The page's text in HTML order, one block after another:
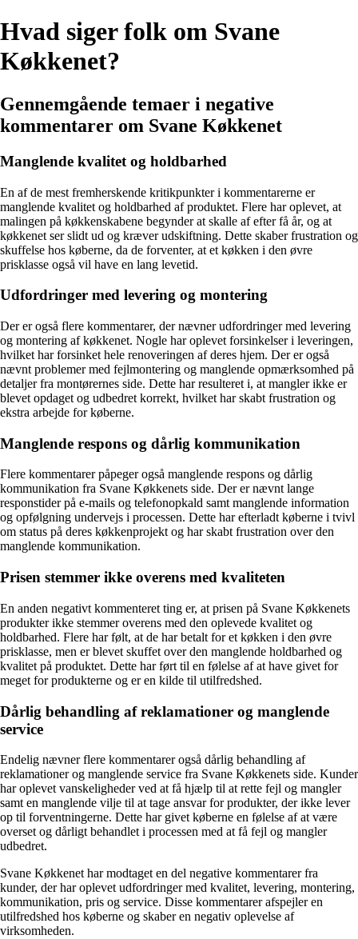
Hvad siger folk om Svane
Køkkenet?
Gennemgående temaer i negative
kommentarer om Svane Køkkenet
Manglende kvalitet og holdbarhed
En af de mest fremherskende kritikpunkter i kommentarerne er
manglende kvalitet og holdbarhed af produktet. Flere har oplevet, at
malingen på køkkenskabene begynder at skalle af efter få år, og at
køkkenet ser slidt ud og kræver udskiftning. Dette skaber frustration og
skuffelse hos køberne, da de forventer, at et køkken i den øvre
prisklasse også vil have en lang levetid.
Udfordringer med levering og montering
Der er også flere kommentarer, der nævner udfordringer med levering
og montering af køkkenet. Nogle har oplevet forsinkelser i leveringen,
hvilket har forsinket hele renoveringen af deres hjem. Der er også
nævnt problemer med fejlmontering og manglende opmærksomhed på
detaljer fra montørernes side. Dette har resulteret i, at mangler ikke er
blevet opdaget og udbedret korrekt, hvilket har skabt frustration og
ekstra arbejde for køberne.
Manglende respons og dårlig kommunikation
Flere kommentarer påpeger også manglende respons og dårlig
kommunikation fra Svane Køkkenets side. Der er nævnt lange
responstider på e-mails og telefonopkald samt manglende information
og opfølgning undervejs i processen. Dette har efterladt køberne i tvivl
om status på deres køkkenprojekt og har skabt frustration over den
manglende kommunikation.
Prisen stemmer ikke overens med kvaliteten
En anden negativt kommenteret ting er, at prisen på Svane Køkkenets
produkter ikke stemmer overens med den oplevede kvalitet og
holdbarhed. Flere har følt, at de har betalt for et køkken i den øvre
prisklasse, men er blevet skuffet over den manglende holdbarhed og
kvalitet på produktet. Dette har ført til en følelse af at have givet for
meget for produkterne og er en kilde til utilfredshed.
Dårlig behandling af reklamationer og manglende
service
Endelig nævner flere kommentarer også dårlig behandling af
reklamationer og manglende service fra Svane Køkkenets side. Kunder
har oplevet vanskeligheder ved at få hjælp til at rette fejl og mangler
samt en manglende vilje til at tage ansvar for produkter, der ikke lever
op til forventningerne. Dette har givet køberne en følelse af at være
overset og dårligt behandlet i processen med at få fejl og mangler
udbedret.
Svane Køkkenet har modtaget en del negative kommentarer fra
kunder, der har oplevet udfordringer med kvalitet, levering, montering,
kommunikation, pris og service. Disse kommentarer afspejler en
utilfredshed hos køberne og skaber en negativ oplevelse af
virksomheden.